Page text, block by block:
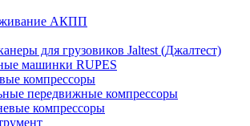
АКПП
для грузовиков Jaltest (Джалтест)
машинки RUPES
компрессоры
передвижные компрессоры
компрессоры